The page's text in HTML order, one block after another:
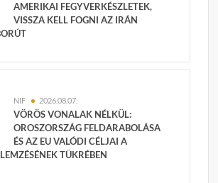
AMERIKAI FEGYVERKÉSZLETEK,
VISSZA KELL FOGNI AZ IRÁN
NIF 2026.08.07.
VÖRÖS VONALAK NÉLKÜL:
OROSZORSZÁG FELDARABOLÁSA
ÉS AZ EU VALÓDI CÉLJAI A
TÜKRÉBEN